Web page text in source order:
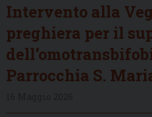
Intervento alla
preghiera per il
Parrocchia S.